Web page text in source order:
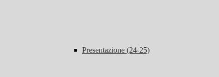
Presentazione (24-25)